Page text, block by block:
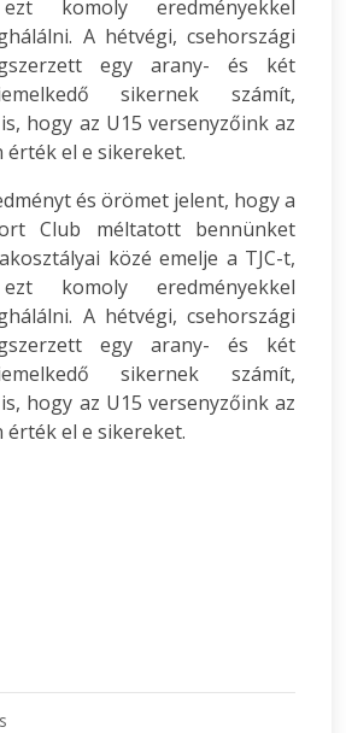
komoly eredményekkel
A hétvégi, csehországi
egy arany- és két
sikernek számít,
hogy az U15 versenyzőink az
érték el e sikereket.
és örömet jelent, hogy a
Club méltatott bennünket
közé emelje a TJC-t,
komoly eredményekkel
A hétvégi, csehországi
egy arany- és két
sikernek számít,
hogy az U15 versenyzőink az
érték el e sikereket.